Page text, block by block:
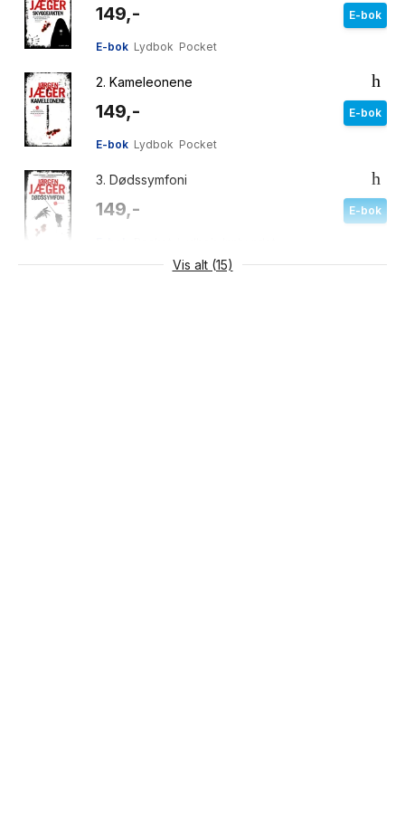
149,- E-bok
E-bok Lydbok Pocket
2. Kameleonene
149,- E-bok
E-bok Lydbok Pocket
3. Dødssymfoni
149,- E-bok
Vis alt (15)